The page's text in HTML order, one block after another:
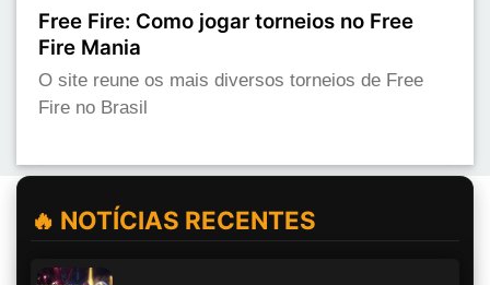
Free Fire: Como jogar torneios no Free
Fire Mania
O site reune os mais diversos torneios de Free
Fire no Brasil
🔥 NOTÍCIAS RECENTES